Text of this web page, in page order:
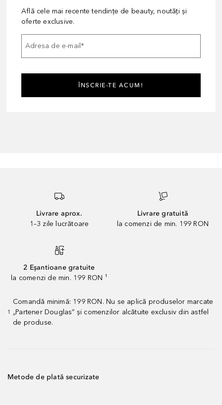
Află cele mai recente tendințe de beauty, noutăți și
oferte exclusive.
Adresa de e-mail*
ÎNSCRIE-TE ACUM!
Livrare aprox.
1–3 zile lucrătoare
Livrare gratuită
la comenzi de min. 199 RON
2 Eșantioane gratuite
la comenzi de min. 199 RON ¹
1
Comandă minimă: 199 RON. Nu se aplică produselor marcate
„Partener Douglas” și comenzilor alcătuite exclusiv din astfel
de produse.
Metode de plată securizate